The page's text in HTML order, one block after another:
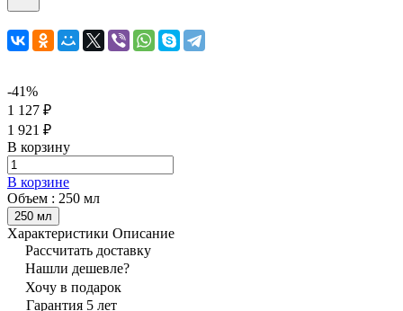
-41%
1 127 ₽
1 921 ₽
В корзину
В корзине
Объем : 250 мл
250 мл
Характеристики Описание
Рассчитать доставку
Нашли дешевле?
Хочу в подарок
Гарантия 5 лет